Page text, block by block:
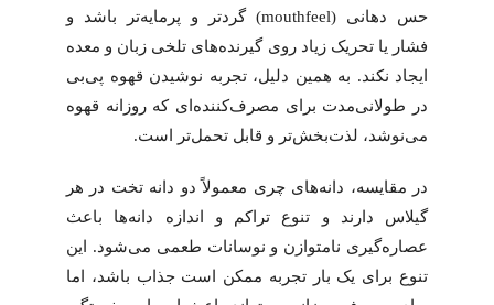
حس دهانی (mouthfeel) گردتر و پرمایه‌تر باشد و
فشار یا تحریک زیاد روی گیرنده‌های تلخی زبان و معده
ایجاد نکند. به همین دلیل، تجربه نوشیدن قهوه پی‌بی
در طولانی‌مدت برای مصرف‌کننده‌ای که روزانه قهوه
می‌نوشد، لذت‌بخش‌تر و قابل تحمل‌تر است.
در مقایسه، دانه‌های چری معمولاً دو دانه تخت در هر
گیلاس دارند و تنوع تراکم و اندازه دانه‌ها باعث
عصاره‌گیری نامتوازن و نوسانات طعمی می‌شود. این
تنوع برای یک بار تجربه ممکن است جذاب باشد، اما